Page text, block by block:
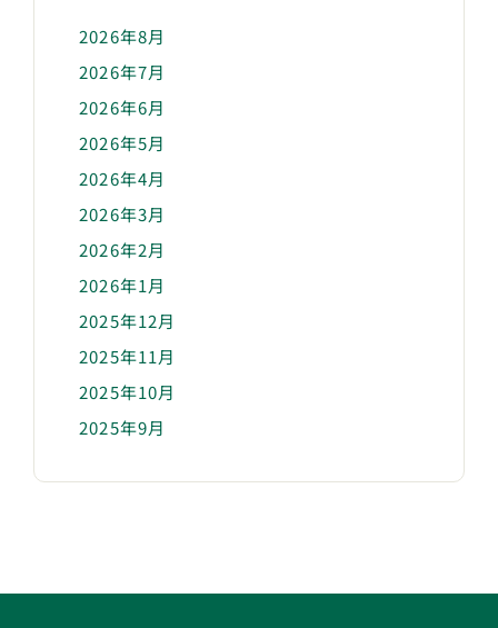
2026年8月
2026年7月
2026年6月
2026年5月
2026年4月
2026年3月
2026年2月
2026年1月
2025年12月
2025年11月
2025年10月
2025年9月